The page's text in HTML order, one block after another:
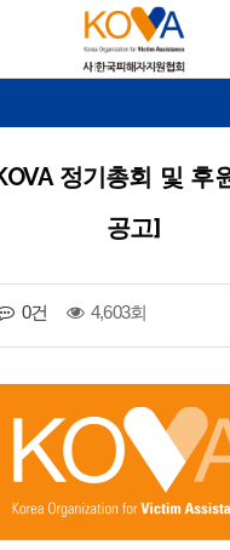
정기총회 및 후
공고]
0건 4,603회